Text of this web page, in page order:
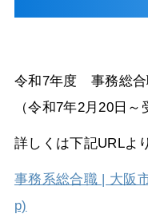
令和7年度 事務総合
（令和7年2月20日～
詳しくは下記URLよ
事務系総合職 | 大阪
p)